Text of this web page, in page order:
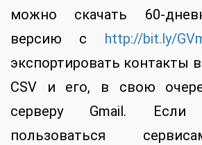
можно скачать 60-
версию с http://bit.ly/
экспортировать контакты
CSV и его, в свою
серверу Gmail.
пользоваться